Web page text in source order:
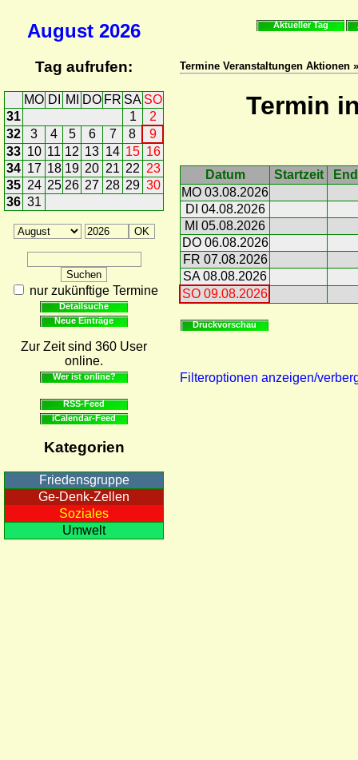
August 2026
Tag aufrufen:
MO DI MI DO FR SA SO
31
1
2
32
3 4 5 6 7 8
9
33 10 11 12 13 14 15 16
34 17 18 19 20 21 22 23
35 24 25 26 27 28 29 30
36 31
nur zukünftige Termine
Detailsuche
Neue Einträge
Zur Zeit sind 360 User
online.
Wer ist online?
RSS-Feed
iCalendar-Feed
Kategorien
Friedensgruppe
Ge-Denk-Zellen
Soziales
Umwelt
Aktueller Tag
Termine Veranstaltungen Aktionen
Termin
Datum Startzeit
MO 03.08.2026
DI 04.08.2026
MI 05.08.2026
DO 06.08.2026
FR 07.08.2026
SA 08.08.2026
SO 09.08.2026
Druckvorschau
Filteroptionen anzeigen/